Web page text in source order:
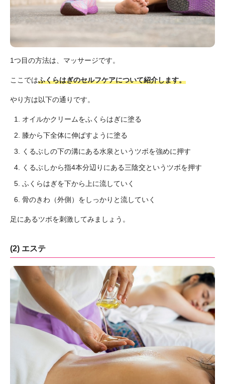
1つ目の方法は、マッサージです。
ここではふくらはぎのセルフケアについて紹介します。
やり方は以下の通りです。
オイルかクリームをふくらはぎに塗る
膝から下全体に伸ばすように塗る
くるぶしの下の溝にある水泉というツボを強めに押す
くるぶしから指4本分辺りにある三陰交というツボを押す
ふくらはぎを下から上に流していく
骨のきわ（外側）をしっかりと流していく
足にあるツボを刺激してみましょう。
(2) エステ